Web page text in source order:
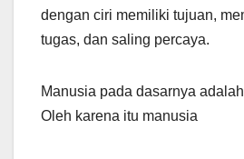
dengan ciri memiliki tujuan,
tugas, dan saling percaya.
Manusia pada dasarnya
Oleh karena itu manusia